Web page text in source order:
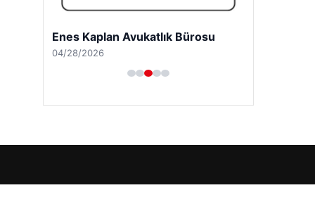
Enes Kaplan Avukatlık Bürosu
04/28/2026